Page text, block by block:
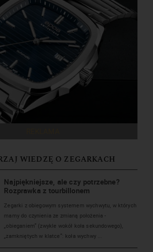
WIEDZĘ O ZEGARKACH
Najpiękniejsze, ale czy potrzebne?
Rozprawka z tourbillonem
Zegarki z obiegowym systemem wychwytu, w których
mamy do czynienia ze zmianą położenia -
„obieganiem” (zwykle wokół koła sekundowego),
„zamkniętych w klatce”: koła wychwy ...